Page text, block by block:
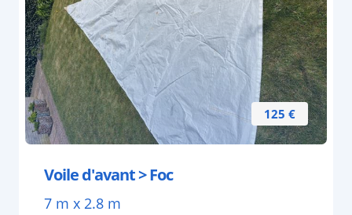
125 €
Voile d'avant > Foc
7 m x 2.8 m